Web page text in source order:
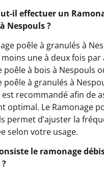
il effectuer un
Nespouls ?
poêle à granulés à
une à deux fois par
poêle à bois à Nespouls
poêle à granulés à
recommandé afin de
optimal. Le Ramonage
permet d’ajuster la
selon votre usage.
le ramonage